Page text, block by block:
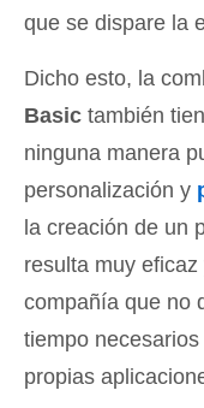
que se dispare la
Dicho esto, la
Basic también
ninguna manera
personalización y
la creación de un
resulta muy
compañía que no
tiempo
propias